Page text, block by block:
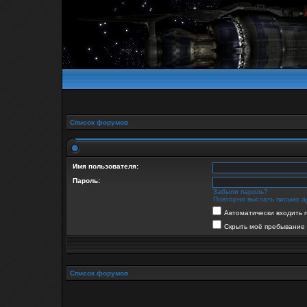
Список форумов
Имя пользователя:
Пароль:
Забыли пароль?
Повторно выслать письмо
Автоматически
Скрыть моё пребывание
Список форумов